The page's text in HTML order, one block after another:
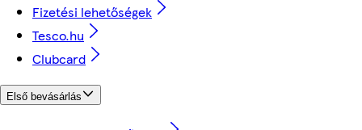
Fizetési lehetőségek
Tesco.hu
Clubcard
Első bevásárlás